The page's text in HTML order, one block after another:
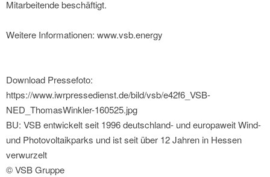
Mitarbeitende beschäftigt.
Weitere Informationen: www.vsb.energy
Download Pressefoto:
https://www.iwrpressedienst.de/bild/vsb/e42f6_VSB-
NED_ThomasWinkler-160525.jpg
BU: VSB entwickelt seit 1996 deutschland- und europaweit Wind-
und Photovoltaikparks und ist seit über 12 Jahren in Hessen
verwurzelt
© VSB Gruppe